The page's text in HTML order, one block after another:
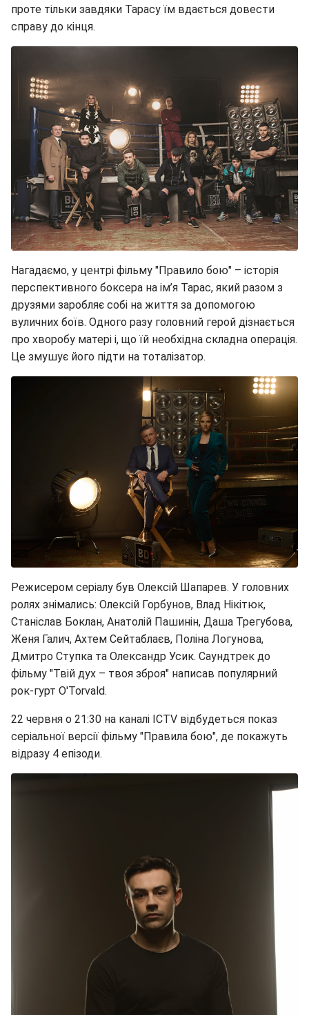
проте тільки завдяки Тарасу їм вдається довести
справу до кінця.
Нагадаємо, у центрі фільму "Правило бою" – історія
перспективного боксера на ім’я Тарас, який разом з
друзями заробляє собі на життя за допомогою
вуличних боїв. Одного разу головний герой дізнається
про хворобу матері і, що їй необхідна складна операція.
Це змушує його підти на тоталізатор.
Режисером серіалу був Олексій Шапарев. У головних
ролях знімались: Олексій Горбунов, Влад Нікітюк,
Станіслав Боклан, Анатолій Пашинін, Даша Трегубова,
Женя Галич, Ахтем Сейтаблаєв, Поліна Логунова,
Дмитро Ступка та Олександр Усик. Саундтрек до
фільму "Твій дух – твоя зброя" написав популярний
рок-гурт O'Torvald.
22 червня о 21:30 на каналі ICTV відбудеться показ
серіальної версії фільму "Правила бою", де покажуть
відразу 4 епізоди.